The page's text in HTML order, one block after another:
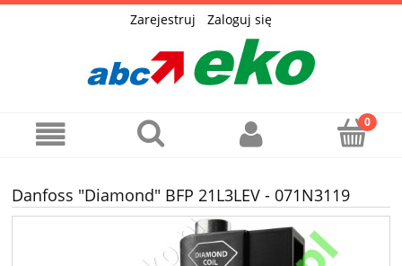
Zarejestruj Zaloguj się
Danfoss "Diamond" BFP 21L3LEV - 071N3119